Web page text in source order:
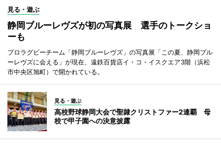
見る・遊ぶ
静岡ブルーレヴズが初の写真展 選手のトークショ
ーも
プロラグビーチーム「静岡ブルーレヴズ」の写真展「この夏、静岡ブル
ーレヴズに会える」が現在、遠鉄百貨店イ・コ・イスクエア3階（浜松
市中央区旭町）で開かれている。
見る・遊ぶ
高校野球静岡大会で聖隷クリストファー2連覇 母
校で甲子園への決意披露